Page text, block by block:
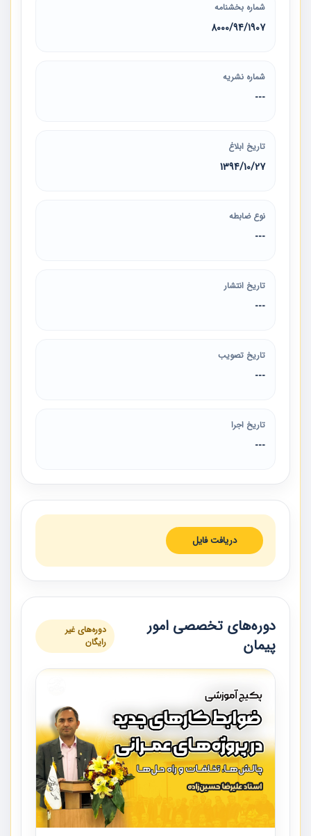
شماره بخشنامه
8000/94/1907
شماره نشریه
---
تاریخ ابلاغ
1394/10/27
نوع ضابطه
---
تاریخ انتشار
---
تاریخ تصویب
---
تاریخ اجرا
---
دریافت فایل
دوره‌های تخصصی امور
پیمان
دوره‌های غیر
رایگان